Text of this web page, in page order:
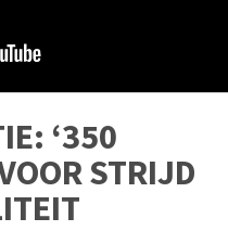
‘350
STRIJD